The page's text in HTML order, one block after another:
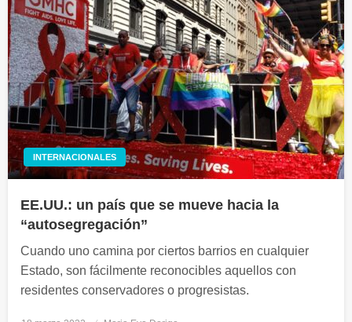
INTERNACIONALES
EE.UU.: un país que se mueve hacia la
“autosegregación”
Cuando uno camina por ciertos barrios en cualquier
Estado, son fácilmente reconocibles aquellos con
residentes conservadores o progresistas.